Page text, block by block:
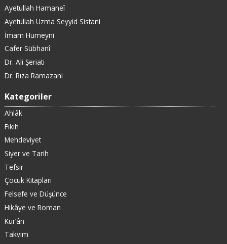
Ayetullah Hamaneî
Ayetullah Uzma Seyyid Sistani
İmam Humeyni
Cafer Sübhanî
Dr. Ali Şeriati
Dr. Rıza Ramazani
Kategoriler
Ahlâk
Fıkıh
Mehdeviyet
Siyer ve Tarih
Tefsir
Çocuk Kitapları
Felsefe ve Düşünce
Hikâye ve Roman
Kur’ân
Takvim